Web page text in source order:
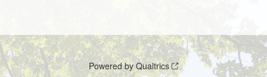
Powered by Qualtrics